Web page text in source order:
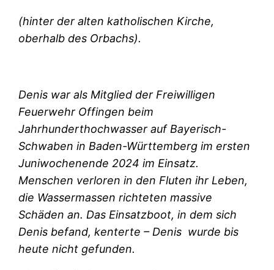
(hinter der alten katholischen Kirche,
oberhalb des Orbachs).
Denis war als Mitglied der Freiwilligen
Feuerwehr Offingen beim
Jahrhunderthochwasser auf Bayerisch-
Schwaben in Baden-Württemberg im ersten
Juniwochenende 2024 im Einsatz.
Menschen verloren in den Fluten ihr Leben,
die Wassermassen richteten massive
Schäden an. Das Einsatzboot, in dem sich
Denis befand, kenterte – Denis wurde bis
heute nicht gefunden.